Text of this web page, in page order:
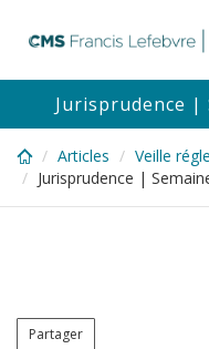
content
Jurisprudence |
Articles
Veille
Jurisprudence |
Partager